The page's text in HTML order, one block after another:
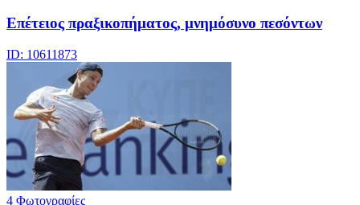
Επέτειος πραξικοπήματος, μνημόσυνο πεσόντων
ID: 10611873
4 Φωτογραφίες